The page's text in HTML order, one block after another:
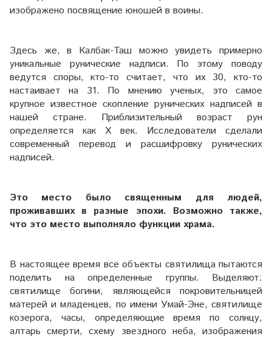
изображено посвящение юношей в воины.
Здесь же, в Калбак-Таш можно увидеть примерно
уникальные рунические надписи. По этому поводу
ведутся споры, кто-то считает, что их 30, кто-то
настаивает на 31. По мнению ученых, это самое
крупное известное скопление рунических надписей в
нашей стране. Приблизительный возраст рун
определяется как Х век. Исследователи сделали
современный перевод и расшифровку рунических
надписей.
Это место было священным для людей,
проживавших в разные эпохи. Возможно также,
что это место выполняло функции храма.
В настоящее время все объекты святилища пытаются
поделить на определенные группы. Выделяют:
святилище богини, являющейся покровительницей
матерей и младенцев, по имени Умай-Эне, святилище
козерога, часы, определяющие время по солнцу,
алтарь смерти, схему звездного неба, изображения